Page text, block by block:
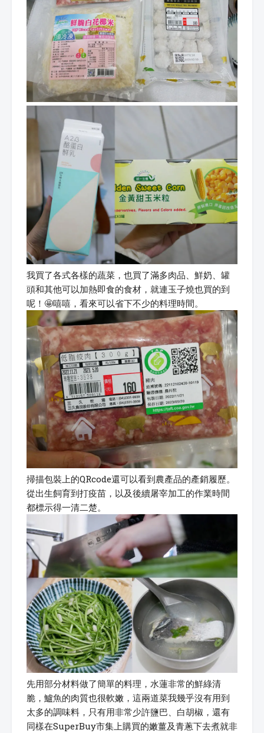
我買了各式各樣的蔬菜，也買了滿多肉品、鮮奶、罐
頭和其他可以加熱即食的食材，就連玉子燒也買的到
呢！🤩嘻嘻，看來可以省下不少的料理時間。
掃描包裝上的QRcode還可以看到農產品的產銷履歷。
從出生飼育到打疫苗，以及後續屠宰加工的作業時間
都標示得一清二楚。
先用部分材料做了簡單的料理，水蓮非常的鮮綠清
脆，鱸魚的肉質也很軟嫩，這兩道菜我幾乎沒有用到
太多的調味料，只有用非常少許鹽巴、白胡椒，還有
同樣在SuperBuy市集上購買的嫩薑及青蔥下去煮就非